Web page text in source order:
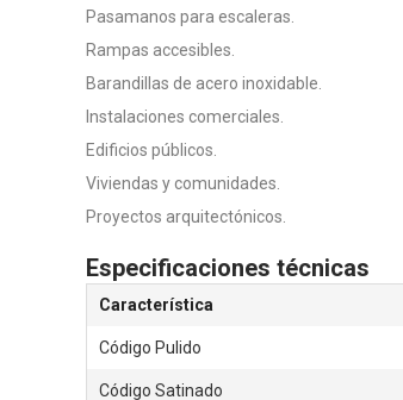
Pasamanos para escaleras.
Rampas accesibles.
Barandillas de acero inoxidable.
Instalaciones comerciales.
Edificios públicos.
Viviendas y comunidades.
Proyectos arquitectónicos.
Especificaciones técnicas
Característica
Código Pulido
Código Satinado